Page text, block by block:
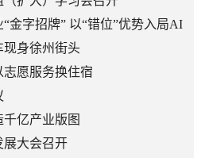
金字招牌” 以“错位”优势入局AI
现身徐州街头
愿服务换住宿
亿产业版图
展大会召开